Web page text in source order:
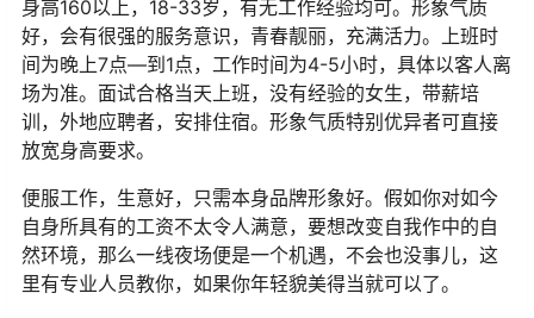
身高160以上，18-33岁，有无工作经验均可。形象气质
好，会有很强的服务意识，青春靓丽，充满活力。上班时
间为晚上7点—到1点，工作时间为4-5小时，具体以客人离
场为准。面试合格当天上班，没有经验的女生，带薪培
训，外地应聘者，安排住宿。形象气质特别优异者可直接
放宽身高要求。
便服工作，生意好，只需本身品牌形象好。假如你对如今
自身所具有的工资不太令人满意，要想改变自我作中的自
然环境，那么一线夜场便是一个机遇，不会也没事儿，这
里有专业人员教你，如果你年轻貌美得当就可以了。